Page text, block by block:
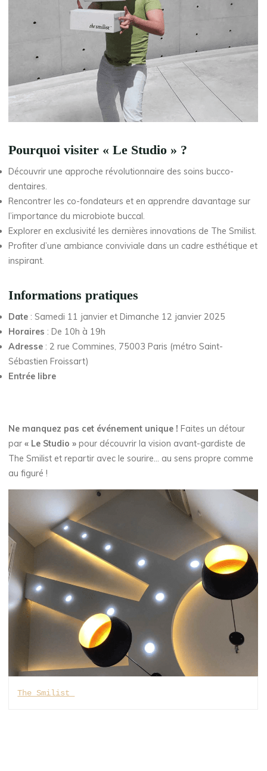
Pourquoi visiter « Le Studio » ?
Découvrir une approche révolutionnaire des soins bucco-
dentaires.
Rencontrer les co-fondateurs et en apprendre davantage sur
l’importance du microbiote buccal.
Explorer en exclusivité les dernières innovations de The Smilist.
Profiter d’une ambiance conviviale dans un cadre esthétique et
inspirant.
Informations pratiques
Date : Samedi 11 janvier et Dimanche 12 janvier 2025
Horaires : De 10h à 19h
Adresse : 2 rue Commines, 75003 Paris (métro Saint-
Sébastien Froissart)
Entrée libre
Ne manquez pas cet événement unique ! Faites un détour
par« Le Studio » pour découvrir la vision avant-gardiste de
The Smilist et repartir avec le sourire… au sens propre comme
au figuré !
The Smilist